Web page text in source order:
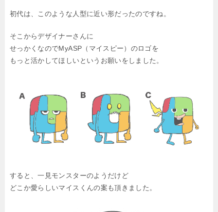
初代は、このような人型に近い形だったのですね。
そこからデザイナーさんに
せっかくなのでMyASP（マイスピー）のロゴを
もっと活かしてほしいというお願いをしました。
すると、一見モンスターのようだけど
どこか愛らしいマイスくんの案も頂きました。